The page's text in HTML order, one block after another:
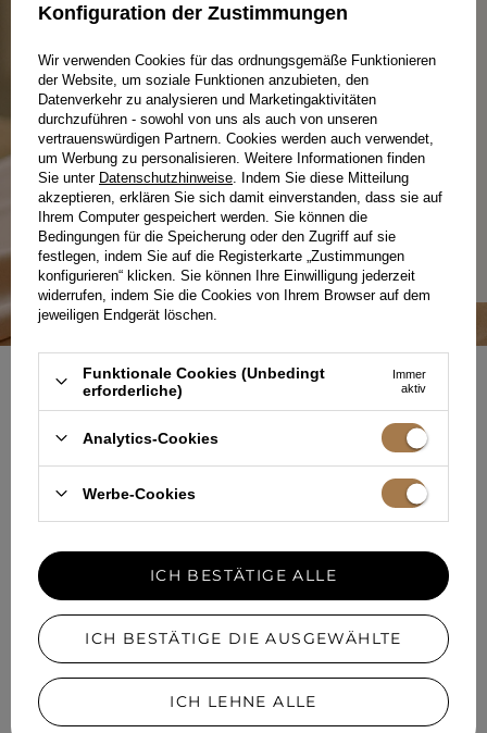
REGIONALITÄT ZÄHLT.
Bei Lou zählt jedes Detail – von der Qualität der
Stoffe über durchdachte Schnitte bis hin zur lokalen
Produktion. Wir fertigen mit Sorgfalt für Sie und
mit Respekt vor dem Prozess.
MEHR ÜBER UNS ERFAHREN
SELBSTBEWUSST KLEIDEN
im Lou-Treueprogramm.en
Ihre E-Mail Adresse
Ich willige in die Verarbeitung meiner personenbezogenen
Daten (E-Mail-Adresse) zum Zweck der Zusendung eines
Newsletters mit kommerziellen Informationen (Marketing) ein.
Mehr lesen unter
Konfiguration der Zustimmungen
Wir verwenden Cookies für das ordnungsgemäße Funktionieren
der Website, um soziale Funktionen anzubieten, den
Datenverkehr zu analysieren und Marketingaktivitäten
durchzuführen - sowohl von uns als auch von unseren
vertrauenswürdigen Partnern. Cookies werden auch verwendet,
um Werbung zu personalisieren. Weitere Informationen finden
Sie unter Datenschutzhinweise . Indem Sie diese Mitteilung
akzeptieren, erklären Sie sich damit einverstanden, dass sie auf
Ihrem Computer gespeichert werden. Sie können die
Bedingungen für die Speicherung oder den Zugriff auf sie
festlegen, indem Sie auf die Registerkarte „Zustimmungen
konfigurieren“ klicken. Sie können Ihre Einwilligung jederzeit
widerrufen, indem Sie die Cookies von Ihrem Browser auf dem
jeweiligen Endgerät löschen.
Funktionale Cookies (Unbedingt
erforderliche)
Immer
aktiv
Analytics-Cookies
Werbe-Cookies
ICH BESTÄTIGE DIE AUSGEWÄHLTE
ICH LEHNE ALLE
ICH BESTÄTIGE ALLE